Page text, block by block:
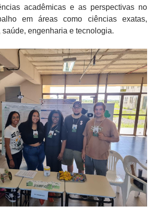
acadêmicas e as perspectivas no
em áreas como ciências exatas,
saúde, engenharia e tecnologia.